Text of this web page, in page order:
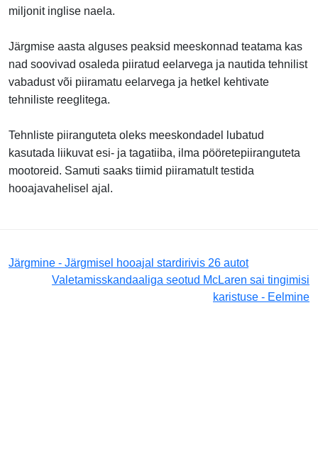
miljonit inglise naela.
Järgmise aasta alguses peaksid meeskonnad teatama kas
nad soovivad osaleda piiratud eelarvega ja nautida tehnilist
vabadust või piiramatu eelarvega ja hetkel kehtivate
tehniliste reeglitega.
Tehnliste piiranguteta oleks meeskondadel lubatud
kasutada liikuvat esi- ja tagatiiba, ilma pööretepiiranguteta
mootoreid. Samuti saaks tiimid piiramatult testida
hooajavahelisel ajal.
Järgmine - Järgmisel hooajal stardirivis 26 autot
Valetamisskandaaliga seotud McLaren sai tingimisi
karistuse - Eelmine